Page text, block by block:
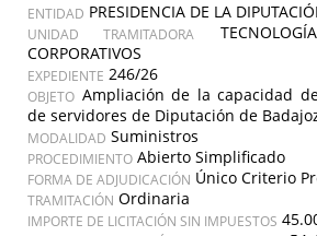
ENTIDAD PRESIDENCIA DE LA
UNIDAD TRAMITADORA
CORPORATIVOS
EXPEDIENTE 246/26
OBJETO Ampliación de la capacidad
de servidores de Diputación de
MODALIDAD Suministros
PROCEDIMIENTO Abierto Simplificado
FORMA DE ADJUDICACIÓN Único Criterio
TRAMITACIÓN Ordinaria
IMPORTE DE LICITACIÓN SIN IMPUESTOS